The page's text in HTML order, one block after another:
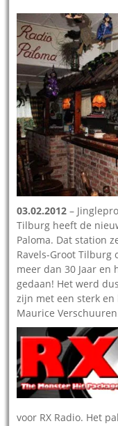
03.02.2012 –
Tilburg heeft de
Paloma. Dat station
Ravels-Groot Tilburg
meer dan 30 Jaar en
gedaan! Het werd
zijn met een sterk
Maurice
voor RX Radio. Het